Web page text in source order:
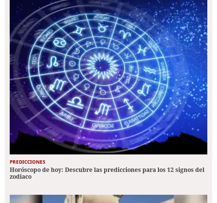
PREDICCIONES
Horóscopo de hoy: Descubre las predicciones para los 12 signos del
zodiaco